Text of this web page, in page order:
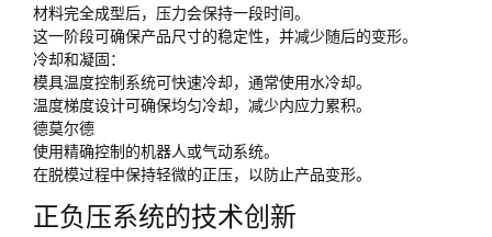
材料完全成型后，压力会保持一段时间。
这一阶段可确保产品尺寸的稳定性，并减少随后的变形。
冷却和凝固：
模具温度控制系统可快速冷却，通常使用水冷却。
温度梯度设计可确保均匀冷却，减少内应力累积。
德莫尔德
使用精确控制的机器人或气动系统。
在脱模过程中保持轻微的正压，以防止产品变形。
正负压系统的技术创新